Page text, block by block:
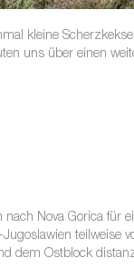
kleine
uns über einen
Nova Gorica für
teilweise
dem Ostblock